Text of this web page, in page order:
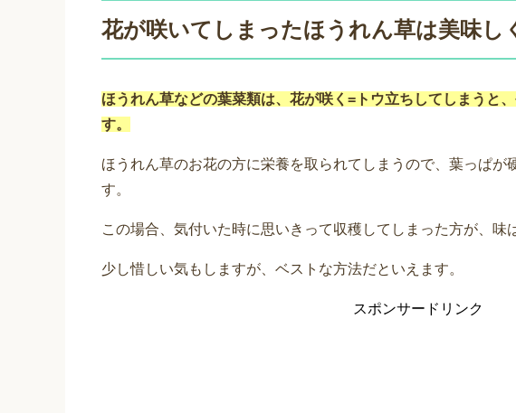
花が咲いてしまったほうれん草は美味し
ほうれん草などの葉菜類は、花が咲く=トウ立ちしてしまうと
す。
ほうれん草のお花の方に栄養を取られてしまうので、葉っぱが
す。
この場合、気付いた時に思いきって収穫してしまった方が、味
少し惜しい気もしますが、ベストな方法だといえます。
スポンサードリンク